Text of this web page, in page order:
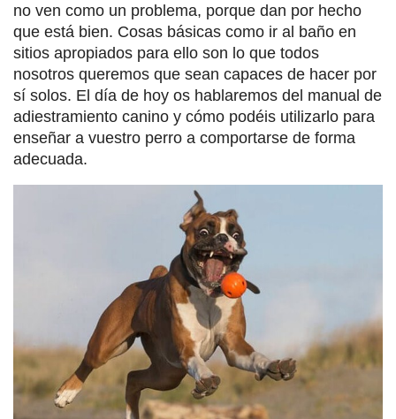
no ven como un problema, porque dan por hecho
que está bien. Cosas básicas como ir al baño en
sitios apropiados para ello son lo que todos
nosotros queremos que sean capaces de hacer por
sí solos. El día de hoy os hablaremos del manual de
adiestramiento canino y cómo podéis utilizarlo para
enseñar a vuestro perro a comportarse de forma
adecuada.